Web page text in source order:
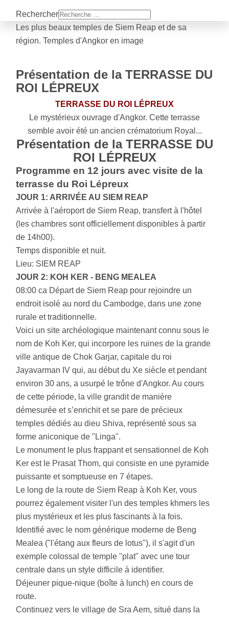
Rechercher
Les plus beaux temples de Siem Reap et de sa
région. Temples d'Angkor en image
Présentation de la TERRASSE DU
ROI LÉPREUX
TERRASSE DU ROI LÉPREUX
Le mystérieux ouvrage d'Angkor. Cette terrasse
semble avoir été un ancien crématorium Royal...
Présentation de la TERRASSE DU
ROI LÉPREUX
Programme en 12 jours avec visite de la
terrasse du Roi Lépreux
JOUR 1: ARRIVÉE AU SIEM REAP
Arrivée à l'aéroport de Siem Reap, transfert à l'hôtel
(les chambres sont officiellement disponibles à partir
de 14h00).
Temps disponible et nuit.
Lieu: SIEM REAP
JOUR 2: KOH KER - BENG MEALEA
08:00 ca Départ de Siem Reap pour rejoindre un
endroit isolé au nord du Cambodge, dans une zone
rurale et traditionnelle.
Voici un site archéologique maintenant connu sous le
nom de Koh Ker, qui incorpore les ruines de la grande
ville antique de Chok Garjar, capitale du roi
Jayavarman IV qui, au début du Xe siècle et pendant
environ 30 ans, a usurpé le trône d'Angkor. Au cours
de cette période, la ville grandit de manière
démesurée et s’enrichit et se pare de précieux
temples dédiés au dieu Shiva, représenté sous sa
forme aniconique de "Linga".
Le monument le plus frappant et sensationnel de Koh
Ker est le Prasat Thom, qui consiste en une pyramide
puissante et somptueuse en 7 étapes.
Le long de la route de Siem Reap à Koh Ker, vous
pourrez également visiter l'un des temples khmers les
plus mystérieux et les plus fascinants à la fois.
Identifié avec le nom générique moderne de Beng
Mealea ("l'étang aux fleurs de lotus"), il s'agit d'un
exemple colossal de temple "plat" avec une tour
centrale dans un style difficile à identifier.
Déjeuner pique-nique (boîte à lunch) en cours de
route.
Continuez vers le village de Sra Aem, situé dans la